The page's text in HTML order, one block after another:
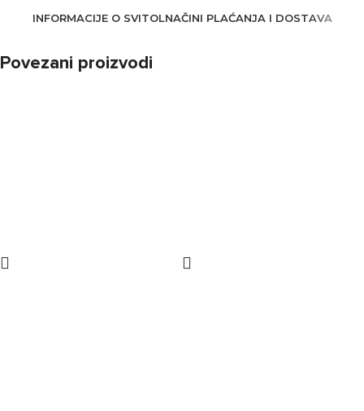
INFORMACIJE O SVITOLNAČINI PLAĆANJA I DOSTAVA
Povezani proizvodi